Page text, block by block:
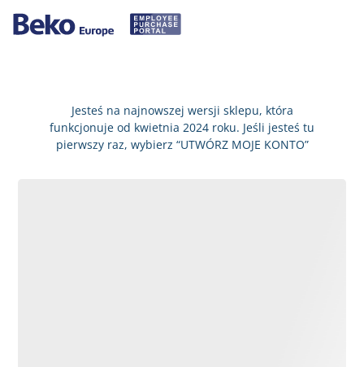
Jesteś na najnowszej wersji sklepu, która
funkcjonuje od kwietnia 2024 roku. Jeśli jesteś tu
pierwszy raz, wybierz “UTWÓRZ MOJE KONTO”